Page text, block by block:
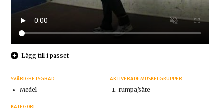
Lägg till i passet
SVÅRIGHETSGRAD
Medel
KATEGORI
AKTIVERADE MUSKELGRUPPER
rumpa/säte